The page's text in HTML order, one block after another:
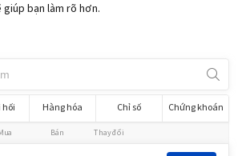
bạn làm rõ hơn.
hối Hàng hóa Chỉ số Chứng khoán
Bán Thay đổi